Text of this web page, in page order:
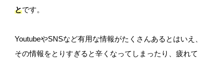
とです。
YoutubeやSNSなど有用な情報がたくさんあるとはいえ、
その情報をとりすぎると辛くなってしまったり、疲れて